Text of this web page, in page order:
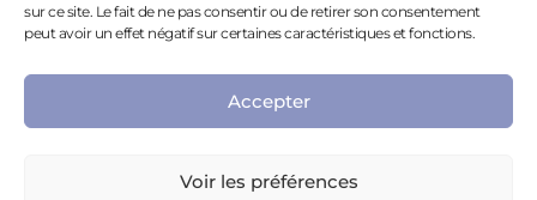
sur ce site. Le fait de ne pas consentir ou de retirer son consentement
peut avoir un effet négatif sur certaines caractéristiques et fonctions.
Accepter
Voir les préférences
le 112. En cas de risque suicidaire, le numéro national de prévention